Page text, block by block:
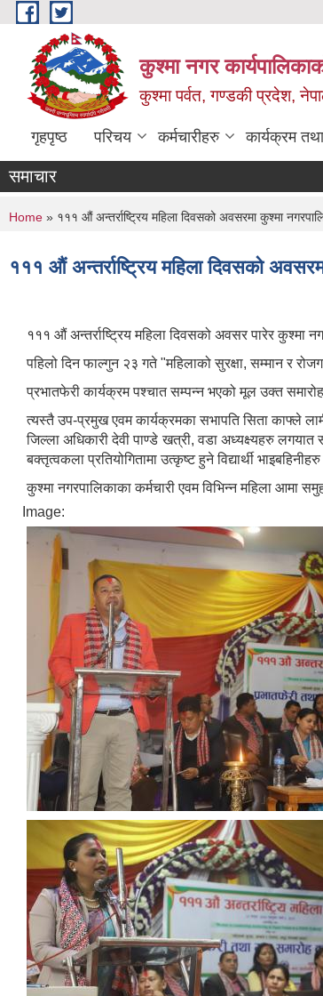
Skip to main content
कुश्मा नगर
कुश्मा पर्वत, गण्डकी प्रदेश,
गृहपृष्ठ परिचय कर्मचारीहरु कार्यक्रम
समाचार
You are here
Home » १११ औं अन्तर्राष्ट्रिय महिला दिवसको अवसरमा कुश्मा
१११ औं अन्तर्राष्ट्रिय महिला दिवसको
१११ औं अन्तर्राष्ट्रिय महिला दिवसको अवसर पारेर कुश्मा
पहिलो दिन फाल्गुन २३ गते "महिलाको सुरक्षा, सम्मान र
प्रभातफेरी कार्यक्रम पश्चात सम्पन्न भएको मूल उक्त
त्यस्तै उप-प्रमुख एवम कार्यक्रमका सभापति सिता काफ्ले
जिल्ला अधिकारी देवी पाण्डे खत्री, वडा अध्यक्ष्यहरु
बक्तृत्वकला प्रतियोगितामा उत्कृष्ट हुने विद्यार्थी
कुश्मा नगरपालिकाका कर्मचारी एवम विभिन्न महिला आमा
Image: